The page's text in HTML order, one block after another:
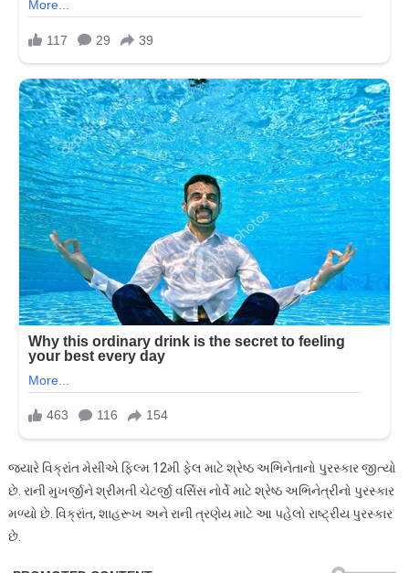
જ્યારે વિક્રાંત મેસીએ ફિલ્મ 12મી ફેલ માટે શ્રેષ્ઠ અભિનેતાનો પુરસ્કાર જીત્યો
છે. રાની મુખર્જીને શ્રીમતી ચેટર્જી વર્સિસ નોર્વે માટે શ્રેષ્ઠ અભિનેત્રીનો પુરસ્કાર
મળ્યો છે. વિક્રાંત, શાહરૂખ અને રાની ત્રણેય માટે આ પહેલો રાષ્ટ્રીય પુરસ્કાર
છે.